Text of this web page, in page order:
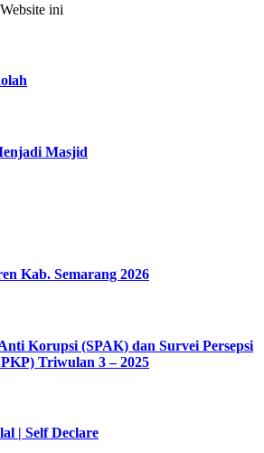
ini
Masjid
Kab. Semarang 2026
Korupsi (SPAK) dan Survei Persepsi
Triwulan 3 – 2025
| Self Declare